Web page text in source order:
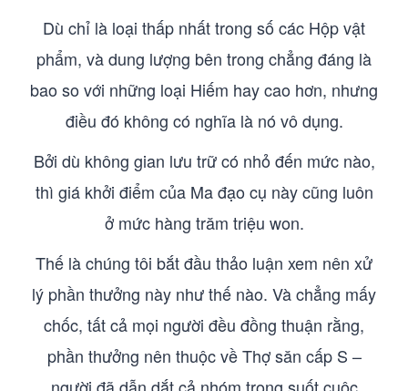
Dù chỉ là loại thấp nhất trong số các Hộp vật
phẩm, và dung lượng bên trong chẳng đáng là
bao so với những loại Hiếm hay cao hơn, nhưng
điều đó không có nghĩa là nó vô dụng.
Bởi dù không gian lưu trữ có nhỏ đến mức nào,
thì giá khởi điểm của Ma đạo cụ này cũng luôn
ở mức hàng trăm triệu won.
Thế là chúng tôi bắt đầu thảo luận xem nên xử
lý phần thưởng này như thế nào. Và chẳng mấy
chốc, tất cả mọi người đều đồng thuận rằng,
phần thưởng nên thuộc về Thợ săn cấp S –